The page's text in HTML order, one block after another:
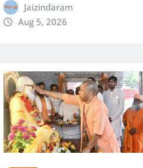
Jaizindaram
Aug 5, 2026